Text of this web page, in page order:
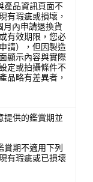
產品資訊頁面不
有瑕疵或損壞，
月內申請退換貨
有效期限，您必
請），但因製造
顯示內容與實際
定或拍攝條件不
品略有差異者，
提供的鑑賞期並
賞期不適用下列
有瑕疵或已損壞